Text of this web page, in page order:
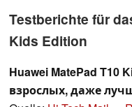
Testberichte für
Kids Edition
Huawei MatePad T10
взрослых, даже